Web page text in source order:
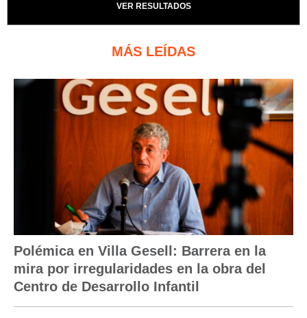
VER RESULTADOS
MÁS LEÍDAS
Polémica en Villa Gesell: Barrera en la
mira por irregularidades en la obra del
Centro de Desarrollo Infantil